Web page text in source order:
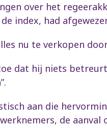
over het
index, had
nu te verkopen
dat hij niets
aan die
de